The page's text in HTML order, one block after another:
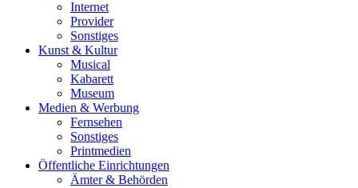
Internet
Provider
Sonstiges
Kunst & Kultur
Musical
Kabarett
Museum
Medien & Werbung
Fernsehen
Sonstiges
Printmedien
Öffentliche Einrichtungen
Ämter & Behörden